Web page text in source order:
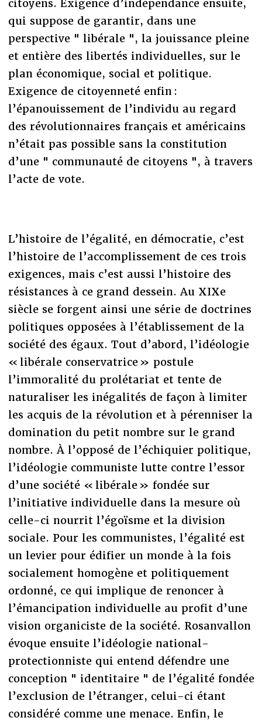
citoyens. Exigence d’indépendance ensuite,
qui suppose de garantir, dans une
perspective " libérale ", la jouissance pleine
et entière des libertés individuelles, sur le
plan économique, social et politique.
Exigence de citoyenneté enfin :
l’épanouissement de l’individu au regard
des révolutionnaires français et américains
n’était pas possible sans la constitution
d’une " communauté de citoyens ", à travers
l’acte de vote.
L’histoire de l’égalité, en démocratie, c’est
l’histoire de l’accomplissement de ces trois
exigences, mais c’est aussi l’histoire des
résistances à ce grand dessein. Au XIXe
siècle se forgent ainsi une série de doctrines
politiques opposées à l’établissement de la
société des égaux. Tout d’abord, l’idéologie
« libérale conservatrice » postule
l’immoralité du prolétariat et tente de
naturaliser les inégalités de façon à limiter
les acquis de la révolution et à pérenniser la
domination du petit nombre sur le grand
nombre. À l’opposé de l’échiquier politique,
l’idéologie communiste lutte contre l’essor
d’une société « libérale » fondée sur
l’initiative individuelle dans la mesure où
celle-ci nourrit l’égoïsme et la division
sociale. Pour les communistes, l’égalité est
un levier pour édifier un monde à la fois
socialement homogène et politiquement
ordonné, ce qui implique de renoncer à
l’émancipation individuelle au profit d’une
vision organiciste de la société. Rosanvallon
évoque ensuite l’idéologie national-
protectionniste qui entend défendre une
conception " identitaire " de l’égalité fondée
l’exclusion de l’étranger, celui-ci étant
considéré comme une menace. Enfin, le